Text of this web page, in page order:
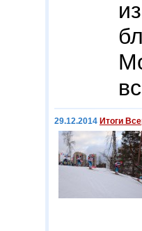
29.12.2014 Итоги